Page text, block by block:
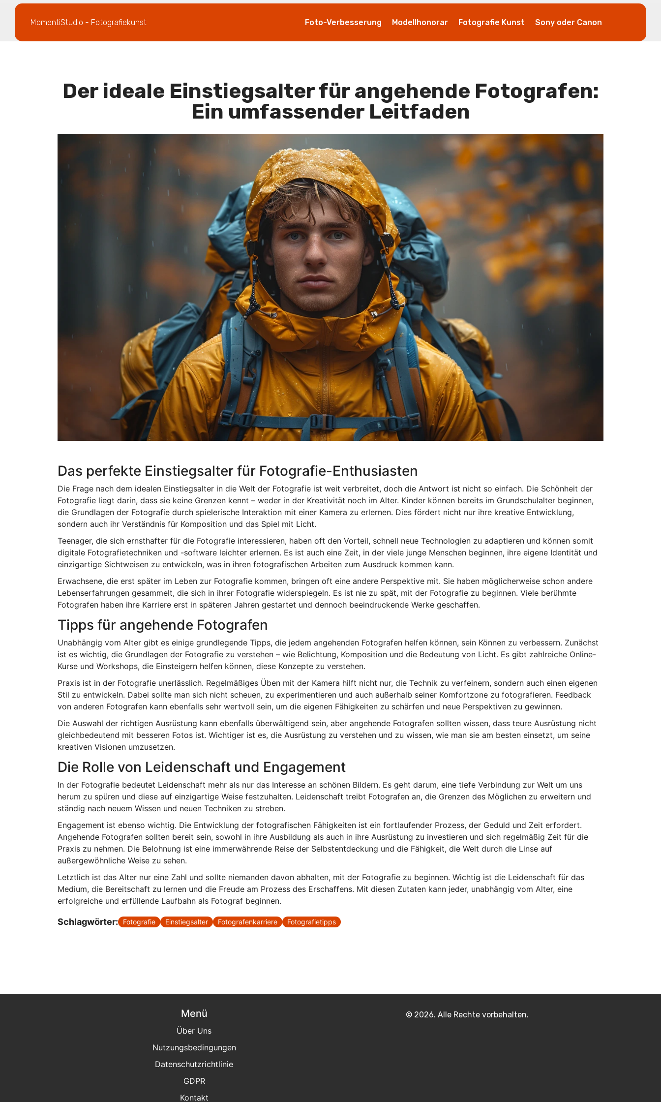
MomentiStudio - Fotografiekunst Foto-Verbesserung Modellhonorar Fotografie Kunst Sony oder Canon
Der ideale Einstiegsalter für angehende Fotografen:
Ein umfassender Leitfaden
Das perfekte Einstiegsalter für Fotografie-Enthusiasten
Die Frage nach dem idealen Einstiegsalter in die Welt der Fotografie ist weit verbreitet, doch die Antwort ist nicht so einfach. Die Schönheit der
Fotografie liegt darin, dass sie keine Grenzen kennt – weder in der Kreativität noch im Alter. Kinder können bereits im Grundschulalter beginnen,
die Grundlagen der Fotografie durch spielerische Interaktion mit einer Kamera zu erlernen. Dies fördert nicht nur ihre kreative Entwicklung,
sondern auch ihr Verständnis für Komposition und das Spiel mit Licht.
Teenager, die sich ernsthafter für die Fotografie interessieren, haben oft den Vorteil, schnell neue Technologien zu adaptieren und können somit
digitale Fotografietechniken und -software leichter erlernen. Es ist auch eine Zeit, in der viele junge Menschen beginnen, ihre eigene Identität und
einzigartige Sichtweisen zu entwickeln, was in ihren fotografischen Arbeiten zum Ausdruck kommen kann.
Erwachsene, die erst später im Leben zur Fotografie kommen, bringen oft eine andere Perspektive mit. Sie haben möglicherweise schon andere
Lebenserfahrungen gesammelt, die sich in ihrer Fotografie widerspiegeln. Es ist nie zu spät, mit der Fotografie zu beginnen. Viele berühmte
Fotografen haben ihre Karriere erst in späteren Jahren gestartet und dennoch beeindruckende Werke geschaffen.
Tipps für angehende Fotografen
Unabhängig vom Alter gibt es einige grundlegende Tipps, die jedem angehenden Fotografen helfen können, sein Können zu verbessern. Zunächst
ist es wichtig, die Grundlagen der Fotografie zu verstehen – wie Belichtung, Komposition und die Bedeutung von Licht. Es gibt zahlreiche Online-
Kurse und Workshops, die Einsteigern helfen können, diese Konzepte zu verstehen.
Praxis ist in der Fotografie unerlässlich. Regelmäßiges Üben mit der Kamera hilft nicht nur, die Technik zu verfeinern, sondern auch einen eigenen
Stil zu entwickeln. Dabei sollte man sich nicht scheuen, zu experimentieren und auch außerhalb seiner Komfortzone zu fotografieren. Feedback
von anderen Fotografen kann ebenfalls sehr wertvoll sein, um die eigenen Fähigkeiten zu schärfen und neue Perspektiven zu gewinnen.
Die Auswahl der richtigen Ausrüstung kann ebenfalls überwältigend sein, aber angehende Fotografen sollten wissen, dass teure Ausrüstung nicht
gleichbedeutend mit besseren Fotos ist. Wichtiger ist es, die Ausrüstung zu verstehen und zu wissen, wie man sie am besten einsetzt, um seine
kreativen Visionen umzusetzen.
Die Rolle von Leidenschaft und Engagement
In der Fotografie bedeutet Leidenschaft mehr als nur das Interesse an schönen Bildern. Es geht darum, eine tiefe Verbindung zur Welt um uns
herum zu spüren und diese auf einzigartige Weise festzuhalten. Leidenschaft treibt Fotografen an, die Grenzen des Möglichen zu erweitern und
ständig nach neuem Wissen und neuen Techniken zu streben.
Engagement ist ebenso wichtig. Die Entwicklung der fotografischen Fähigkeiten ist ein fortlaufender Prozess, der Geduld und Zeit erfordert.
Angehende Fotografen sollten bereit sein, sowohl in ihre Ausbildung als auch in ihre Ausrüstung zu investieren und sich regelmäßig Zeit für die
Praxis zu nehmen. Die Belohnung ist eine immerwährende Reise der Selbstentdeckung und die Fähigkeit, die Welt durch die Linse auf
außergewöhnliche Weise zu sehen.
Letztlich ist das Alter nur eine Zahl und sollte niemanden davon abhalten, mit der Fotografie zu beginnen. Wichtig ist die Leidenschaft für das
Medium, die Bereitschaft zu lernen und die Freude am Prozess des Erschaffens. Mit diesen Zutaten kann jeder, unabhängig vom Alter, eine
erfolgreiche und erfüllende Laufbahn als Fotograf beginnen.
Schlagwörter: Fotografie Einstiegsalter Fotografenkarriere Fotografietipps
Menü
Über Uns
Nutzungsbedingungen
Datenschutzrichtlinie
GDPR
Kontakt
© 2026. Alle Rechte vorbehalten.